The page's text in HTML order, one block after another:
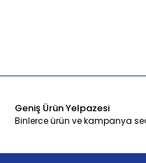
Geniş Ürün Yelpazesi
Binlerce ürün ve kampanya